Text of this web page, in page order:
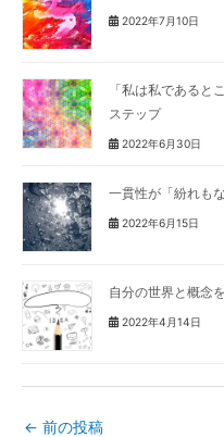
2022年7月10日
「私は私であると
ステップ
2022年6月30日
一貫性が「紛れも
2022年6月15日
自分の世界と概念
2022年4月14日
← 前の投稿